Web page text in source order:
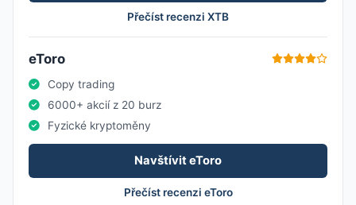
Přečíst recenzi XTB
eToro
Copy trading
6000+ akcií z 20 burz
Fyzické kryptoměny
Navštívit eToro
Přečíst recenzi eToro